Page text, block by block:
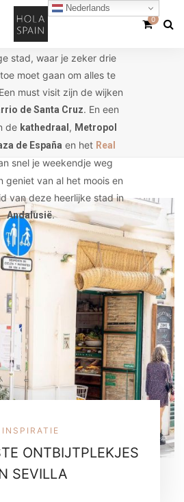
0
heerlijke Andalusië (in het
te vinden.
stad, waar je zeker drie
moet gaan om alles te
must visit zijn de wijken
de Santa Cruz. En een
de kathedraal , Metropol
de España en het Real
snel je weekendje weg
geniet van al het moois en
van deze heerlijke stad in
Andalusië.
INSPIRATIE
ONTBIJTPLEKJES
SEVILLA
Nederlands